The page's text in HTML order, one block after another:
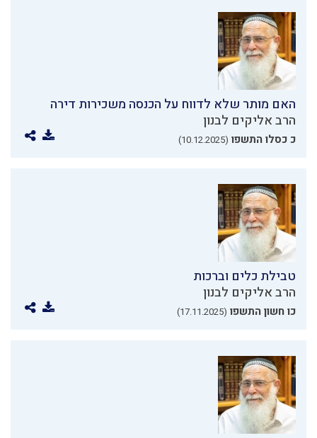
האם מותר שלא לדווח על הכנסה משכירות דירה
הרב אליקים לבנון
כ כסלו התשפו (10.12.2025)
טבילת כלים וברכות
הרב אליקים לבנון
כו חשון התשפו (17.11.2025)